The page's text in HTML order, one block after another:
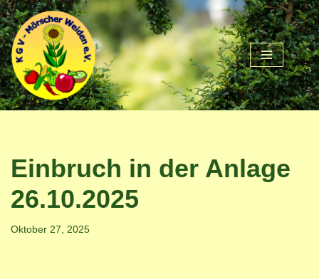
Zum
Inhalt
springen
Einbruch in der Anlage
26.10.2025
Oktober 27, 2025